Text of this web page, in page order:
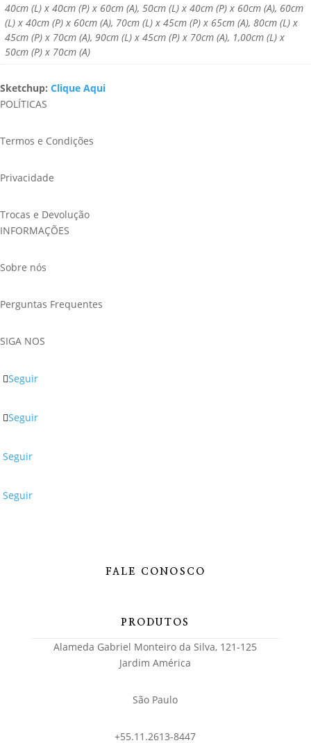
40cm (L) x 40cm (P) x 60cm (A), 50cm (L) x 40cm (P) x 60cm (A), 60cm
(L) x 40cm (P) x 60cm (A), 70cm (L) x 45cm (P) x 65cm (A), 80cm (L) x
45cm (P) x 70cm (A), 90cm (L) x 45cm (P) x 70cm (A), 1,00cm (L) x
50cm (P) x 70cm (A)
Sketchup: Clique Aqui
POLÍTICAS
Termos e Condições
Privacidade
Trocas e Devolução
INFORMAÇÕES
Sobre nós
Perguntas Frequentes
SIGA NOS
Seguir
Seguir
Seguir
Seguir
FALE CONOSCO
PRODUTOS
Alameda Gabriel Monteiro da Silva, 121-125
Jardim América
São Paulo
+55.11.2613-8447